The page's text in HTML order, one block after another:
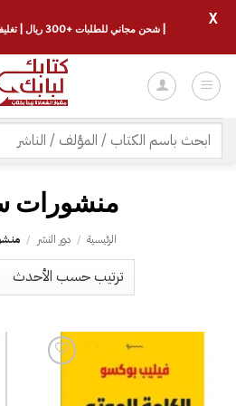
للمحتوى
البحث
عن:
منشورات
الرئيسية / دور النشر /
| شحن مجاني للطلبات +300 ريال | تغليف مجاني للطلبات +150 ريال |
X